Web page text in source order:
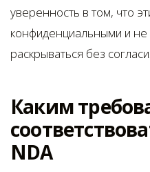
уверенность в том, что
конфиденциальными и не
раскрываться без
Каким
NDA